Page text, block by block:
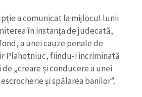
a comunicat la mijlocul lunii
în instanța de judecată,
a unei cauze penale de
Plahotniuc, fiindu-i incriminată
„creare și conducere a unei
și spălarea banilor”.